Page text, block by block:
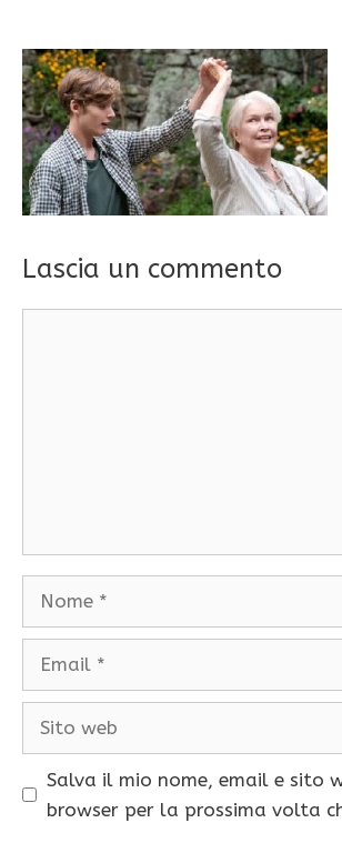
Lascia un commento
Salva il mio nome, email e sito
browser per la prossima volta